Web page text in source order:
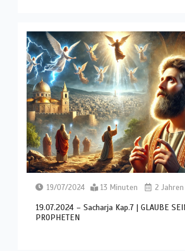
19/07/2024 13 Minuten 2 Jahren
19.07.2024 – Sacharja Kap.7 | GLAUBE
PROPHETEN